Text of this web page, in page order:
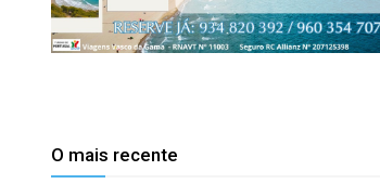
O mais recente